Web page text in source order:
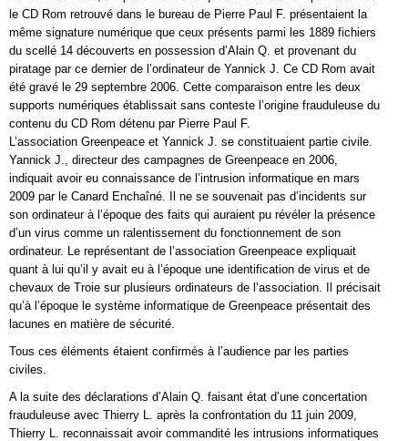
le CD Rom retrouvé dans le bureau de Pierre Paul F. présentaient la
même signature numérique que ceux présents parmi les 1889 fichiers
du scellé 14 découverts en possession d’Alain Q. et provenant du
piratage par ce dernier de l’ordinateur de Yannick J. Ce CD Rom avait
été gravé le 29 septembre 2006. Cette comparaison entre les deux
supports numériques établissait sans conteste l’origine frauduleuse du
contenu du CD Rom détenu par Pierre Paul F.
L’association Greenpeace et Yannick J. se constituaient partie civile.
Yannick J., directeur des campagnes de Greenpeace en 2006,
indiquait avoir eu connaissance de l’intrusion informatique en mars
2009 par le Canard Enchaîné. Il ne se souvenait pas d’incidents sur
son ordinateur à l’époque des faits qui auraient pu révéler la présence
d’un virus comme un ralentissement du fonctionnement de son
ordinateur. Le représentant de l’association Greenpeace expliquait
quant à lui qu’il y avait eu à l’époque une identification de virus et de
chevaux de Troie sur plusieurs ordinateurs de l’association. Il précisait
qu’à l’époque le système informatique de Greenpeace présentait des
lacunes en matière de sécurité.
Tous ces éléments étaient confirmés à l’audience par les parties
civiles.
A la suite des déclarations d’Alain Q. faisant état d’une concertation
frauduleuse avec Thierry L. après la confrontation du 11 juin 2009,
Thierry L. reconnaissait avoir commandité les intrusions informatiques